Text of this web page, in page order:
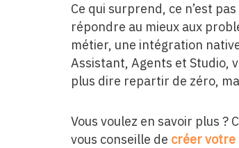
Ce qui surprend, ce n’est
répondre au mieux aux
métier, une intégration
Assistant, Agents et Studio,
plus dire repartir de zéro,
Vous voulez en savoir plus ?
vous conseille de créer votre